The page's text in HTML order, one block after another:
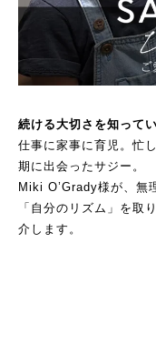
続ける大切さを知って
仕事に家事に育児。忙
期に出会ったサジー。
Miki O’Grady様が、無
「自分のリズム」を取
介します。